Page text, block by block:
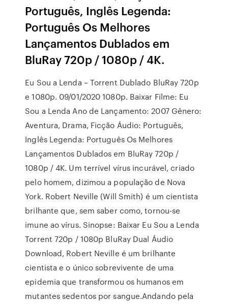
Português, Inglês Legenda:
Português Os Melhores
Lançamentos Dublados em
BluRay 720p / 1080p / 4K.
Eu Sou a Lenda – Torrent Dublado BluRay 720p
e 1080p. 09/01/2020 1080p. Baixar Filme: Eu
Sou a Lenda Ano de Lançamento: 2007 Gênero:
Aventura, Drama, Ficção Áudio: Português,
Inglês Legenda: Português Os Melhores
Lançamentos Dublados em BluRay 720p /
1080p / 4K. Um terrível vírus incurável, criado
pelo homem, dizimou a população de Nova
York. Robert Neville (Will Smith) é um cientista
brilhante que, sem saber como, tornou-se
imune ao vírus. Sinopse: Baixar Eu Sou a Lenda
Torrent 720p / 1080p BluRay Dual Áudio
Download, Robert Neville é um brilhante
cientista e o único sobrevivente de uma
epidemia que transformou os humanos em
mutantes sedentos por sangue.Andando pela